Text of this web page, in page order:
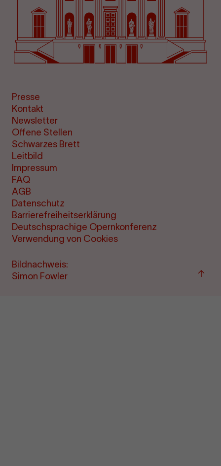
Presse
Kontakt
Newsletter
Offene Stellen
Schwarzes Brett
Leitbild
Impressum
FAQ
AGB
Datenschutz
Barrierefreiheitserklärung
Deutschsprachige Opernkonferenz
Verwendung von Cookies
Bildnachweis:
Simon Fowler
Zu